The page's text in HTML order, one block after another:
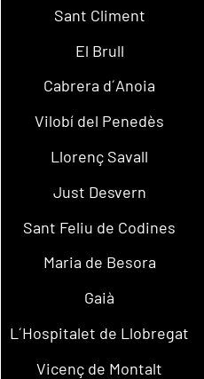
Sant Climent
El Brull
Cabrera d´Anoia
Vilobí del Penedès
Llorenç Savall
Just Desvern
Sant Feliu de Codines
Maria de Besora
Gaià
L´Hospitalet de Llobregat
Vicenç de Montalt